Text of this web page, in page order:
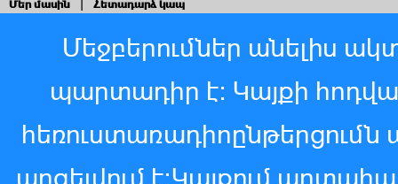
Մեր մասին Հետադարձ կապ
Մեջբերումներ անելիս
պարտադիր է: Կայքի
հեռուստառադիոընթերցումն